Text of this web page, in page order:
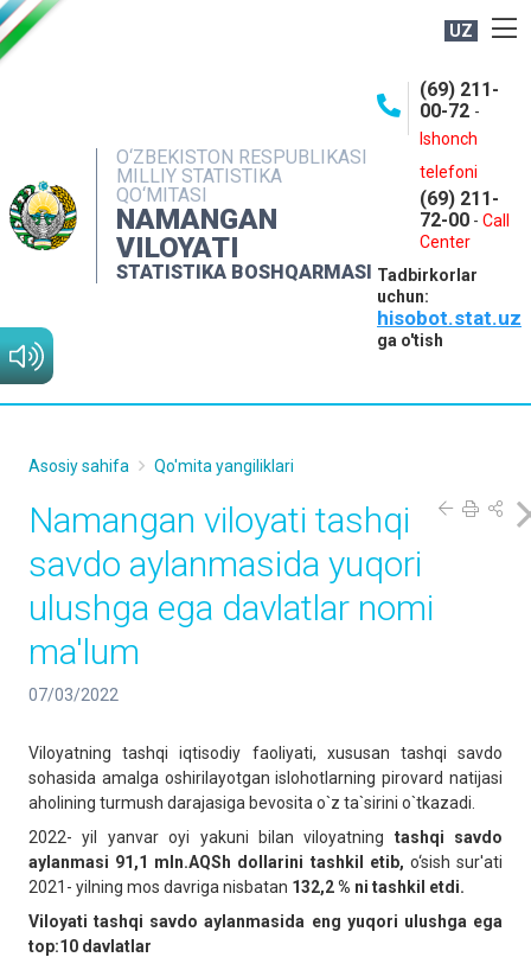
UZ
O‘ZBEKISTON RESPUBLIKASI
MILLIY STATISTIKA
QO‘MITASI
NAMANGAN
VILOYATI
STATISTIKA BOSHQARMASI
(69) 211-
00-72 -
Ishonch
telefoni
(69) 211-
72-00 - Call
Center
Tadbirkorlar
uchun:
hisobot.stat.uz
ga o'tish
NASHRLAR
INTERAKTIV XIZMATLAR
MATBUOT XIZMATI
MUROJAATLAR
Asosiy sahifa Qo'mita yangiliklari
Namangan viloyati tashqi
savdo aylanmasida yuqori
ulushga ega davlatlar nomi
ma'lum
07/03/2022
Viloyatning tashqi iqtisodiy faoliyati, xususan tashqi savdo
sohasida amalga oshirilayotgan islohotlarning pirovard natijasi
aholining turmush darajasiga bevosita o`z ta`sirini o`tkazadi.
2022- yil yanvar oyi yakuni bilan viloyatning tashqi savdo
aylanmasi 91,1 mln.AQSh dollarini tashkil etib, o‘sish sur'ati
2021- yilning mos davriga nisbatan 132,2 % ni tashkil etdi.
Viloyati tashqi savdo aylanmasida eng yuqori ulushga ega
top:10 davlatlar